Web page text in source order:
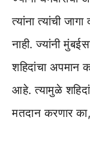
त्यांना त्यांची
नाही. ज्यांनी
शहिदांचा अपमान
आहे. त्यामुळे
मतदान करणार